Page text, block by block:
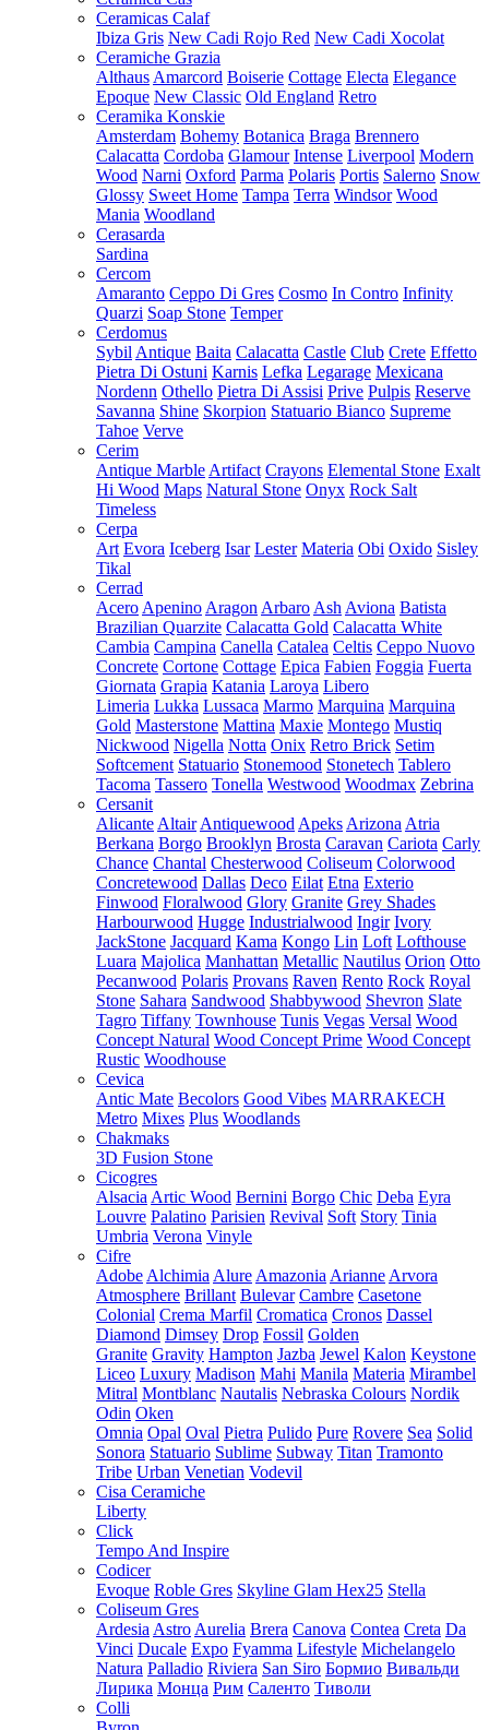
Ceramicas Calaf
Ibiza Gris New Cadi Rojo Red New Cadi Xocolat
Ceramiche Grazia
Althaus Amarcord Boiserie Cottage Electa Elegance
Epoque New Classic Old England Retro
Ceramika Konskie
Amsterdam Bohemy Botanica Braga Brennero
Calacatta Cordoba Glamour Intense Liverpool Modern
Wood Narni Oxford Parma Polaris Portis Salerno Snow
Glossy Sweet Home Tampa Terra Windsor Wood
Mania Woodland
Cerasarda
Sardina
Cercom
Amaranto Ceppo Di Gres Cosmo In Contro Infinity
Quarzi Soap Stone Temper
Cerdomus
Sybil Antique Baita Calacatta Castle Club Crete Effetto
Pietra Di Ostuni Karnis Lefka Legarage Mexicana
Nordenn Othello Pietra Di Assisi Prive Pulpis Reserve
Savanna Shine Skorpion Statuario Bianco Supreme
Tahoe Verve
Cerim
Antique Marble Artifact Crayons Elemental Stone Exalt
Hi Wood Maps Natural Stone Onyx Rock Salt
Timeless
Cerpa
Art Evora Iceberg Isar Lester Materia Obi Oxido Sisley
Tikal
Cerrad
Acero Apenino Aragon Arbaro Ash Aviona Batista
Brazilian Quarzite Calacatta Gold Calacatta White
Cambia Campina Canella Catalea Celtis Ceppo Nuovo
Concrete Cortone Cottage Epica Fabien Foggia Fuerta
Giornata Grapia Katania Laroya Libero
Limeria Lukka Lussaca Marmo Marquina Marquina
Gold Masterstone Mattina Maxie Montego Mustiq
Nickwood Nigella Notta Onix Retro Brick Setim
Softcement Statuario Stonemood Stonetech Tablero
Tacoma Tassero Tonella Westwood Woodmax Zebrina
Cersanit
Alicante Altair Antiquewood Apeks Arizona Atria
Berkana Borgo Brooklyn Brosta Caravan Cariota Carly
Chance Chantal Chesterwood Coliseum Colorwood
Concretewood Dallas Deco Eilat Etna Exterio
Finwood Floralwood Glory Granite Grey Shades
Harbourwood Hugge Industrialwood Ingir Ivory
JackStone Jacquard Kama Kongo Lin Loft Lofthouse
Luara Majolica Manhattan Metallic Nautilus Orion Otto
Pecanwood Polaris Provans Raven Rento Rock Royal
Stone Sahara Sandwood Shabbywood Shevron Slate
Tagro Tiffany Townhouse Tunis Vegas Versal Wood
Concept Natural Wood Concept Prime Wood Concept
Rustic Woodhouse
Cevica
Antic Mate Becolors Good Vibes MARRAKECH
Metro Mixes Plus Woodlands
Chakmaks
3D Fusion Stone
Cicogres
Alsacia Artic Wood Bernini Borgo Chic Deba Eyra
Louvre Palatino Parisien Revival Soft Story Tinia
Umbria Verona Vinyle
Cifre
Adobe Alchimia Alure Amazonia Arianne Arvora
Atmosphere Brillant Bulevar Cambre Casetone
Colonial Crema Marfil Cromatica Cronos Dassel
Diamond Dimsey Drop Fossil Golden
Granite Gravity Hampton Jazba Jewel Kalon Keystone
Liceo Luxury Madison Mahi Manila Materia Mirambel
Mitral Montblanc Nautalis Nebraska Colours Nordik
Odin Oken
Omnia Opal Oval Pietra Pulido Pure Rovere Sea Solid
Sonora Statuario Sublime Subway Titan Tramonto
Tribe Urban Venetian Vodevil
Cisa Ceramiche
Liberty
Click
Tempo And Inspire
Codicer
Evoque Roble Gres Skyline Glam Hex25 Stella
Coliseum Gres
Ardesia Astro Aurelia Brera Canova Contea Creta Da
Vinci Ducale Expo Fyamma Lifestyle Michelangelo
Natura Palladio Riviera San Siro Бормио Вивальди
Лирика Монца Рим Саленто Тиволи
Colli